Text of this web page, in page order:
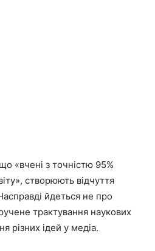
«вчені з точністю 95%
створюють відчуття
йдеться не про
трактування наукових
різних ідей у медіа.